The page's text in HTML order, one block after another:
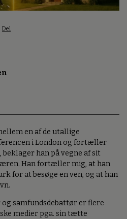
Del
en af de utallige
i London og fortæller
han på vegne af sit
Han fortæller mig, at han
for at besøge en ven, og at han
samfundsdebattør er flere
medier pga. sin tætte